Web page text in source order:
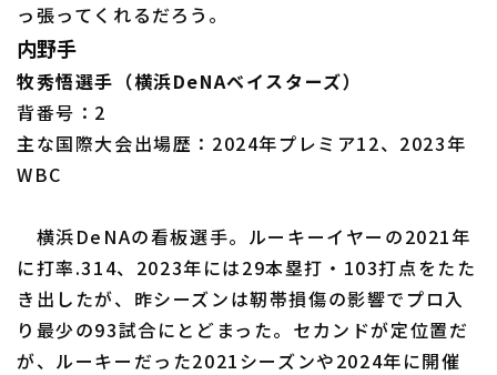
っ張ってくれるだろう。
内野手
牧秀悟選手（横浜DeNAベイスターズ）
背番号：2
主な国際大会出場歴：2024年プレミア12、2023年
WBC
横浜DeNAの看板選手。ルーキーイヤーの2021年
に打率.314、2023年には29本塁打・103打点をたた
き出したが、昨シーズンは靭帯損傷の影響でプロ入
り最少の93試合にとどまった。セカンドが定位置だ
が、ルーキーだった2021シーズンや2024年に開催